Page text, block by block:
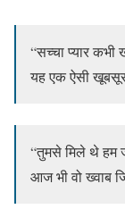
“सच्चा प्यार कभी
यह एक ऐसी
“तुमसे मिले थे हम
आज भी वो ख्वाब